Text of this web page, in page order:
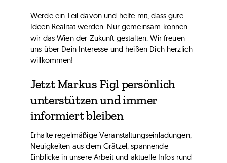
Werde ein Teil davon und helfe mit, dass gute
Ideen Realität werden. Nur gemeinsam können
wir das Wien der Zukunft gestalten. Wir freuen
uns über Dein Interesse und heißen Dich herzlich
willkommen!
Jetzt Markus Figl persönlich
unterstützen und immer
informiert bleiben
Erhalte regelmäßige Veranstaltungseinladungen,
Neuigkeiten aus dem Grätzel, spannende
Einblicke in unsere Arbeit und aktuelle Infos rund